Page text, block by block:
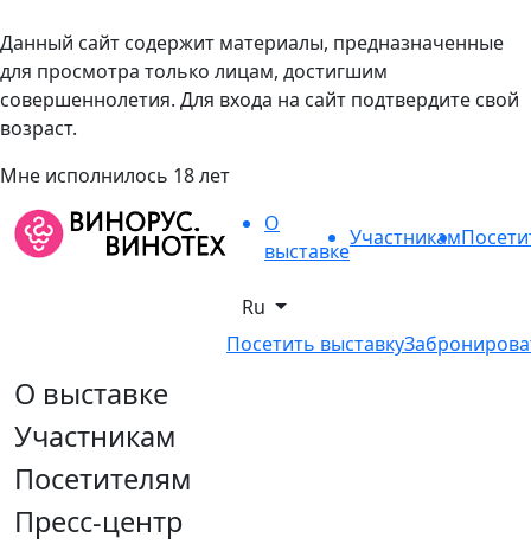
Данный сайт содержит материалы, предназначенные
для просмотра только лицам, достигшим
совершеннолетия. Для входа на сайт подтвердите свой
возраст.
Мне исполнилось 18 лет
О
выставке
Участникам
Ru
Посетить выставку
О выставке
Участникам
Посетителям
Пресс-центр